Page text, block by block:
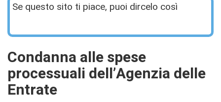
Se questo sito ti piace, puoi dircelo così
Condanna alle spese
processuali dell’Agenzia delle
Entrate